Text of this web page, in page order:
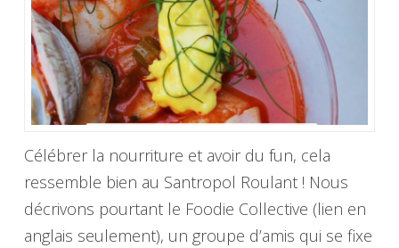
Célébrer la nourriture et avoir du fun, cela
ressemble bien au Santropol Roulant ! Nous
décrivons pourtant le Foodie Collective (lien en
anglais seulement), un groupe d’amis qui se fixe